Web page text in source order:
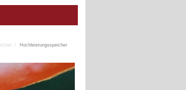
Hochleistungsspeicher